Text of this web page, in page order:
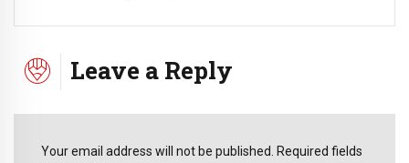
Leave a Reply
Your email address will not be published. Required fields